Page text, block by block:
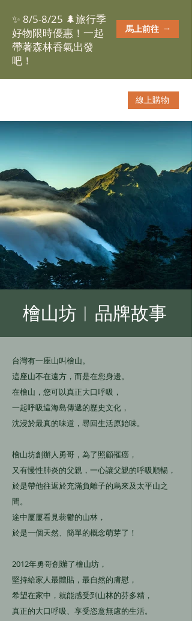
線上購物
✨ 8/5-8/25 🌲旅行季
好物限時優惠！一起
帶著森林香氣出發
吧！
馬上前往
檜山坊︱品牌故事
台灣有一座山叫檜山。
這座山不在遠方，而是在您身邊。
在檜山，您可以真正大口呼吸，
一起呼吸這海島傳遞的歷史文化，
沈浸於最真的味道，尋回生活原始味。
檜山坊創辦人勇哥，為了照顧罹癌，
又有慢性肺炎的父親，一心讓父親的呼吸順暢，
於是帶他往返於充滿負離子的烏來及太平山之
間。
途中屢屢看見蓊鬱的山林，
於是一個天然、簡單的概念萌芽了！
2012年勇哥創辦了檜山坊，
堅持給家人最體貼，最自然的膚慰，
希望在家中，就能感受到山林的芬多精，
真正的大口呼吸、享受恣意無慮的生活。